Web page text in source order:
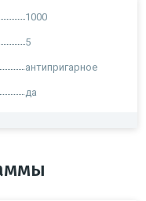
1000
5
антипригарное
да